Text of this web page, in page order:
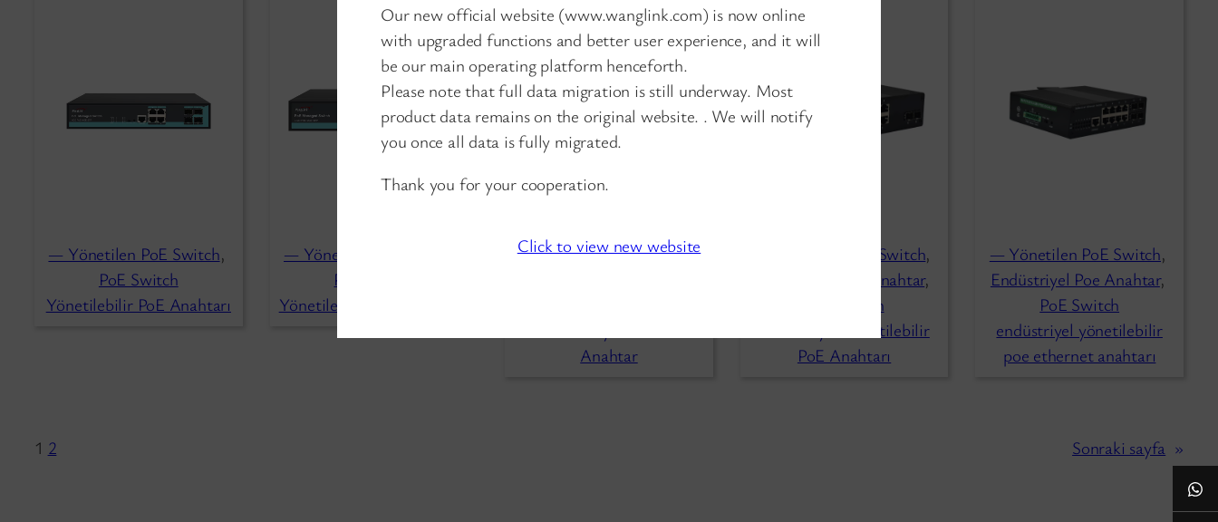
— Yönetilen PoE Switch
PoE Switch
Yönetilebilir PoE Anahtarı
— Yönetilen PoE Switch
PoE Switch
Yönetilen PoE Ağ Anahtarı
I 8 Port 2 SFP
— Yönetilen PoE Switch,
Anahtar
— Yönetilen PoE Switch
Endüstriyel Poe Anahtar
PoE Switch
Endüstriyel Yönetilebilir
PoE Anahtarı
— Yönetilen PoE Switch
Endüstriyel Poe Anahtar
PoE Switch
endüstriyel yönetilebilir
poe ethernet anahtarı
1 2 Sonraki sayfa »
Our new official website (www.wanglink.com) is now online
with upgraded functions and better user experience, and it will
be our main operating platform henceforth.
Please note that full data migration is still underway. Most
product data remains on the original website. . We will notify
you once all data is fully migrated.
Thank you for your cooperation.
Click to view new website